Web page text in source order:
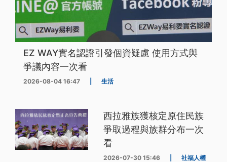
EZ WAY實名認證引發個資疑慮 使用方式與
爭議內容一次看
2026-08-04 16:47 生活
西拉雅族獲核定原住民族
爭取過程與族群分布一次
看
2026-07-30 15:46 社福人權